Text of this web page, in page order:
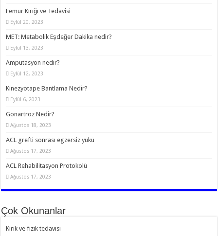
Femur Kırığı ve Tedavisi
Eylül 20, 2023
MET: Metabolik Eşdeğer Dakika nedir?
Eylül 13, 2023
Amputasyon nedir?
Eylül 12, 2023
Kinezyotape Bantlama Nedir?
Eylül 6, 2023
Gonartroz Nedir?
Ağustos 18, 2023
ACL grefti sonrası egzersiz yükü
Ağustos 17, 2023
ACL Rehabilitasyon Protokolü
Ağustos 17, 2023
Çok Okunanlar
Kırık ve fizik tedavisi